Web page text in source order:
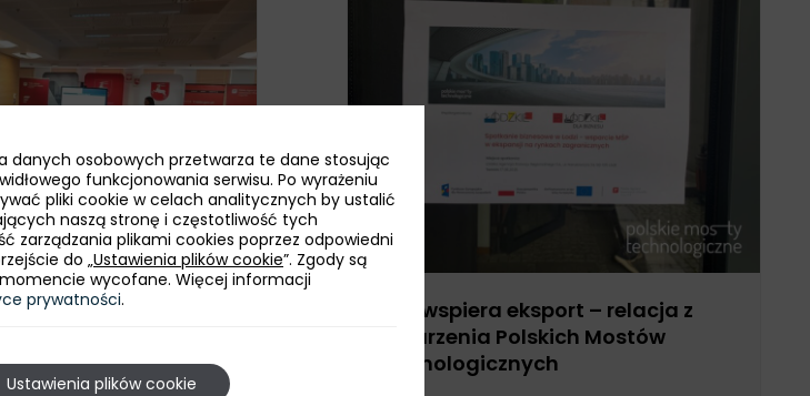
Polskich Mostów
Łódź wspiera eksport – relacja z
wydarzenia Polskich Mostów
Technologicznych
danych osobowych przetwarza te dane stosując
funkcjonowania serwisu. Po wyrażeniu
pliki cookie w celach analitycznych by ustalić
naszą stronę i częstotliwość tych
zarządzania plikami cookies poprzez odpowiedni
do „Ustawienia plików cookie”. Zgody są
wycofane. Więcej informacji
prywatności.
Ustawienia plików cookie